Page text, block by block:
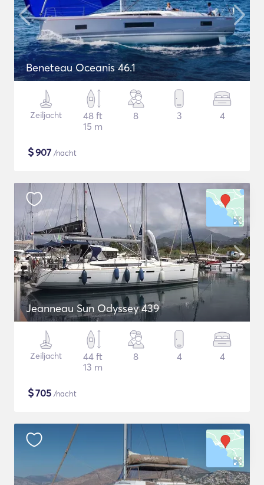
Beneteau Oceanis 46.1
Zeiljacht
48 ft
15 m
8 3 4
$907 /nacht
Jeanneau Sun Odyssey 439
Zeiljacht
44 ft
13 m
8 4 4
$705 /nacht